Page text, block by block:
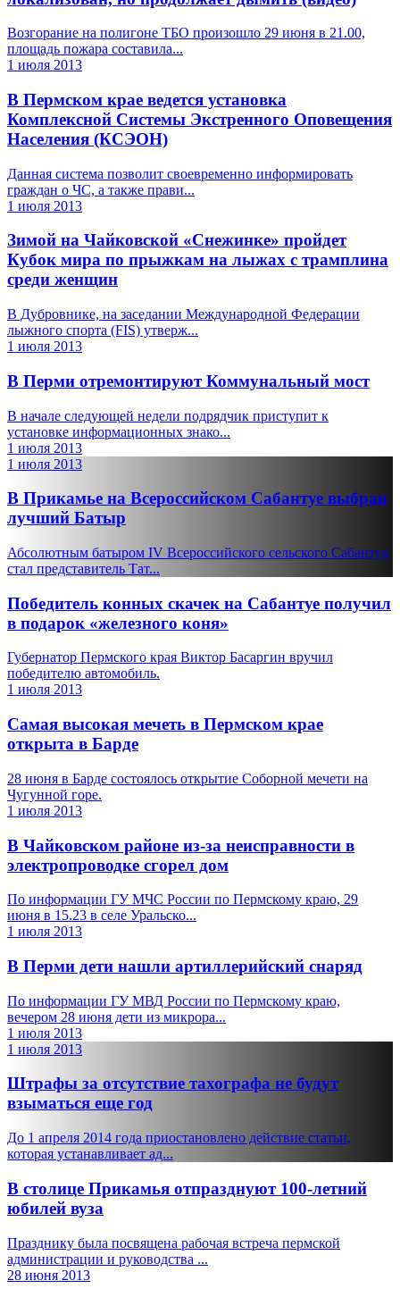
Возгорание на полигоне ТБО произошло 29 июня в 21.00,
площадь пожара составила...
1 июля 2013
В Пермском крае ведется установка
Комплексной Системы Экстренного Оповещения
Населения (КСЭОН)
Данная система позволит своевременно информировать
граждан о ЧС, а также прави...
1 июля 2013
Зимой на Чайковской «Снежинке» пройдет
Кубок мира по прыжкам на лыжах с трамплина
среди женщин
В Дубровнике, на заседании Международной Федерации
лыжного спорта (FIS) утверж...
1 июля 2013
В Перми отремонтируют Коммунальный мост
В начале следующей недели подрядчик приступит к
установке информационных знако...
1 июля 2013
1 июля 2013
В Прикамье на Всероссийском Сабантуе выбран
лучший Батыр
Абсолютным батыром IV Всероссийского сельского Сабантуя
стал представитель Тат...
Победитель конных скачек на Сабантуе получил
в подарок «железного коня»
Губернатор Пермского края Виктор Басаргин вручил
победителю автомобиль.
1 июля 2013
Самая высокая мечеть в Пермском крае
открыта в Барде
28 июня в Барде состоялось открытие Соборной мечети на
Чугунной горе.
1 июля 2013
В Чайковском районе из-за неисправности в
электропроводке сгорел дом
По информации ГУ МЧС России по Пермскому краю, 29
июня в 15.23 в селе Уральско...
1 июля 2013
В Перми дети нашли артиллерийский снаряд
По информации ГУ МВД России по Пермскому краю,
вечером 28 июня дети из микрора...
1 июля 2013
1 июля 2013
Штрафы за отсутствие тахографа не будут
взыматься еще год
До 1 апреля 2014 года приостановлено действие статьи,
которая устанавливает ад...
В столице Прикамья отпразднуют 100-летний
юбилей вуза
Празднику была посвящена рабочая встреча пермской
администрации и руководства ...
28 июня 2013